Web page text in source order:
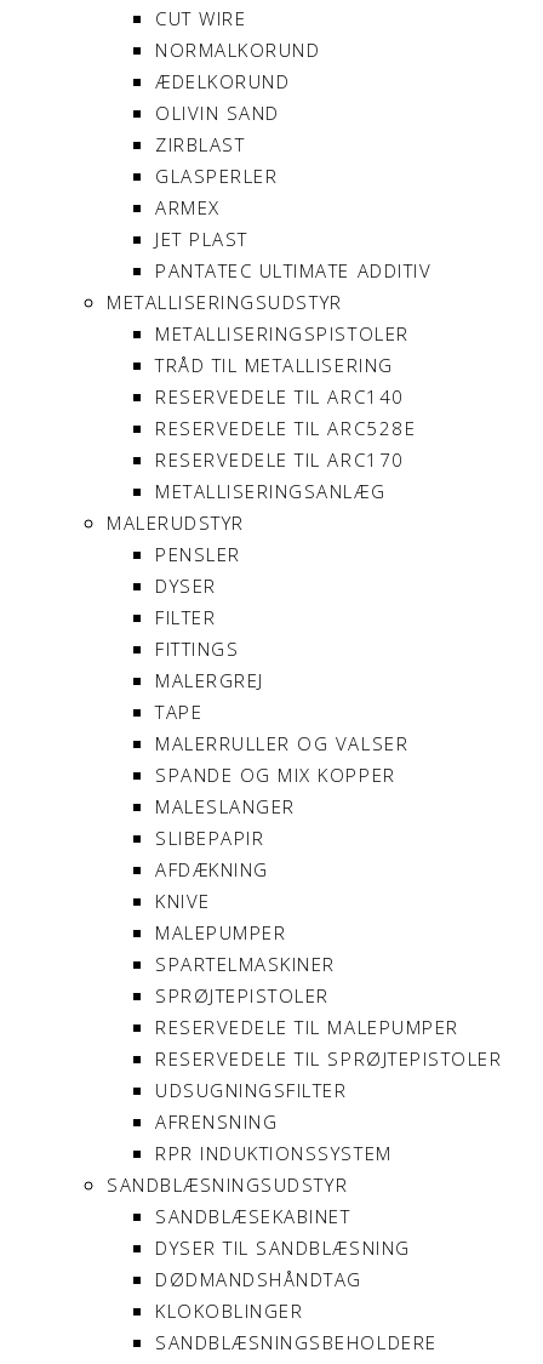
CUT WIRE
NORMALKORUND
ÆDELKORUND
OLIVIN SAND
ZIRBLAST
GLASPERLER
ARMEX
JET PLAST
PANTATEC ULTIMATE ADDITIV
METALLISERINGSUDSTYR
METALLISERINGSPISTOLER
TRÅD TIL METALLISERING
RESERVEDELE TIL ARC140
RESERVEDELE TIL ARC528E
RESERVEDELE TIL ARC170
METALLISERINGSANLÆG
MALERUDSTYR
PENSLER
DYSER
FILTER
FITTINGS
MALERGREJ
TAPE
MALERRULLER OG VALSER
SPANDE OG MIX KOPPER
MALESLANGER
SLIBEPAPIR
AFDÆKNING
KNIVE
MALEPUMPER
SPARTELMASKINER
SPRØJTEPISTOLER
RESERVEDELE TIL MALEPUMPER
RESERVEDELE TIL SPRØJTEPISTOLER
UDSUGNINGSFILTER
AFRENSNING
RPR INDUKTIONSSYSTEM
SANDBLÆSNINGSUDSTYR
SANDBLÆSEKABINET
DYSER TIL SANDBLÆSNING
DØDMANDSHÅNDTAG
KLOKOBLINGER
SANDBLÆSNINGSBEHOLDERE